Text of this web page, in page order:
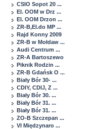
CSIO Sopot 20 ...
El. OOM w Drz ...
El. OOM Drzon ...
ZR-B,El.do MP ...
Rajd Konny 2009
ZR-B w Mołdaw ...
Audi Centrum ...
ZR-A Bartoszewo
Piknik Rodzin ...
ZR-B Gdańsk O ...
Biały Bór 30- ...
CDIY, CDIJ, Z ...
Biały Bór 30. ...
Biały Bór 31. ...
Biały Bór 31. ...
ZO-B Szczepan ...
VI Międzynaro ...